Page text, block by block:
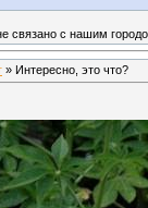
связано с нашим
» Интересно, это что?